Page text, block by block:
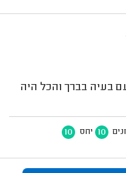
בעיה בברך והכל היה
10 יחס 10